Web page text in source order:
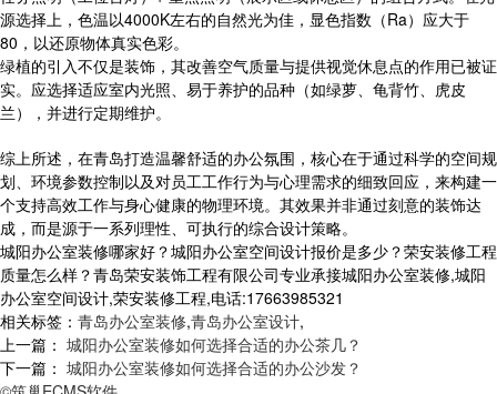
源选择上，色温以4000K左右的自然光为佳，显色指数（Ra）应大于
80，以还原物体真实色彩。
绿植的引入不仅是装饰，其改善空气质量与提供视觉休息点的作用已被证
实。应选择适应室内光照、易于养护的品种（如绿萝、龟背竹、虎皮
兰），并进行定期维护。
综上所述，在青岛打造温馨舒适的办公氛围，核心在于通过科学的空间规
划、环境参数控制以及对员工工作行为与心理需求的细致回应，来构建一
个支持高效工作与身心健康的物理环境。其效果并非通过刻意的装饰达
成，而是源于一系列理性、可执行的综合设计策略。
城阳办公室装修哪家好？城阳办公室空间设计报价是多少？荣安装修工程
质量怎么样？青岛荣安装饰工程有限公司专业承接城阳办公室装修,城阳
办公室空间设计,荣安装修工程,电话:17663985321
相关标签： 青岛办公室装修,青岛办公室设计,
上一篇： 城阳办公室装修如何选择合适的办公茶几？
下一篇： 城阳办公室装修如何选择合适的办公沙发？